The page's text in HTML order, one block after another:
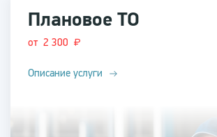
Плановое ТО
от 2 300
Описание услуги